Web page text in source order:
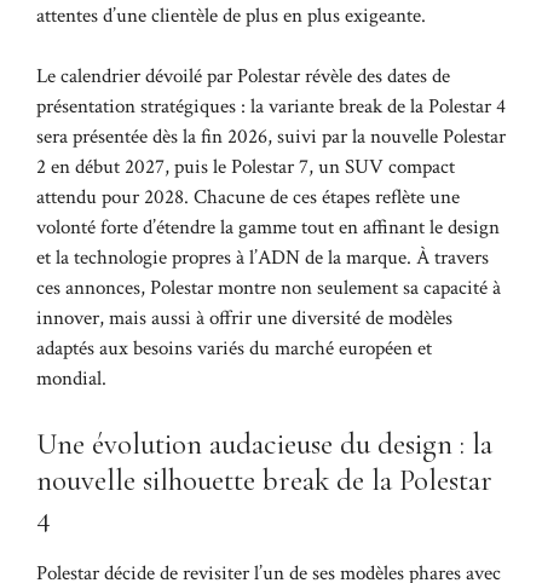
attentes d’une clientèle de plus en plus exigeante.
Le calendrier dévoilé par Polestar révèle des dates de
présentation stratégiques : la variante break de la Polestar 4
sera présentée dès la fin 2026, suivi par la nouvelle Polestar
2 en début 2027, puis le Polestar 7, un SUV compact
attendu pour 2028. Chacune de ces étapes reflète une
volonté forte d’étendre la gamme tout en affinant le design
et la technologie propres à l’ADN de la marque. À travers
ces annonces, Polestar montre non seulement sa capacité à
innover, mais aussi à offrir une diversité de modèles
adaptés aux besoins variés du marché européen et
mondial.
Une évolution audacieuse du design : la
nouvelle silhouette break de la Polestar
4
Polestar décide de revisiter l’un de ses modèles phares avec